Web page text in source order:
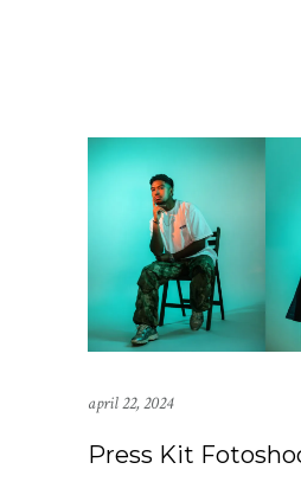
april 22, 2024
Press Kit